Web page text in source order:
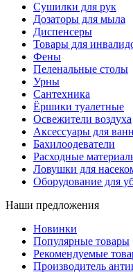
Сушилки для рук
Дозаторы для мыла
Диспенсеры
Товары для
Фены
Пеленальные столы
Урны
Сантехника
Ёршики туалетные
Освежители воздуха
Аксессуары для
Бахилоодеватели
Расходные
Ловушки для
Оборудование для
Наши предложения
Новинки
Популярные товары
Рекомендуемые
Производитель